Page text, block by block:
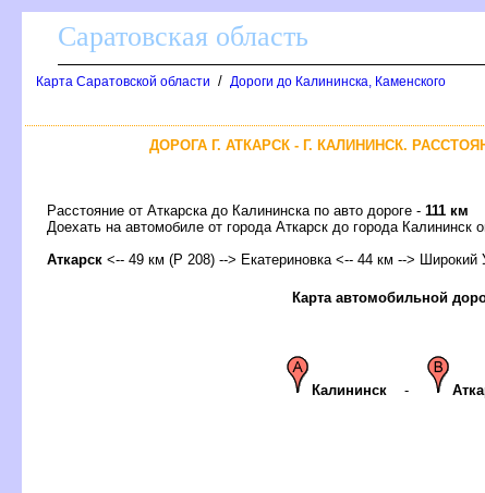
Саратовская область
Карта Саратовской области / Дороги до Калининска, Каменского
ДОРОГА Г. АТКАРСК - Г. КАЛИНИНСК.
Расстояние от Аткарска до Калининска по авто дороге - 111 км
Доехать на автомобиле от города Аткарск до города
Аткарск <-- 49 км (Р 208) --> Екатериновка <-- 44 км --> Широкий
Карта автомобильной
Калининск-